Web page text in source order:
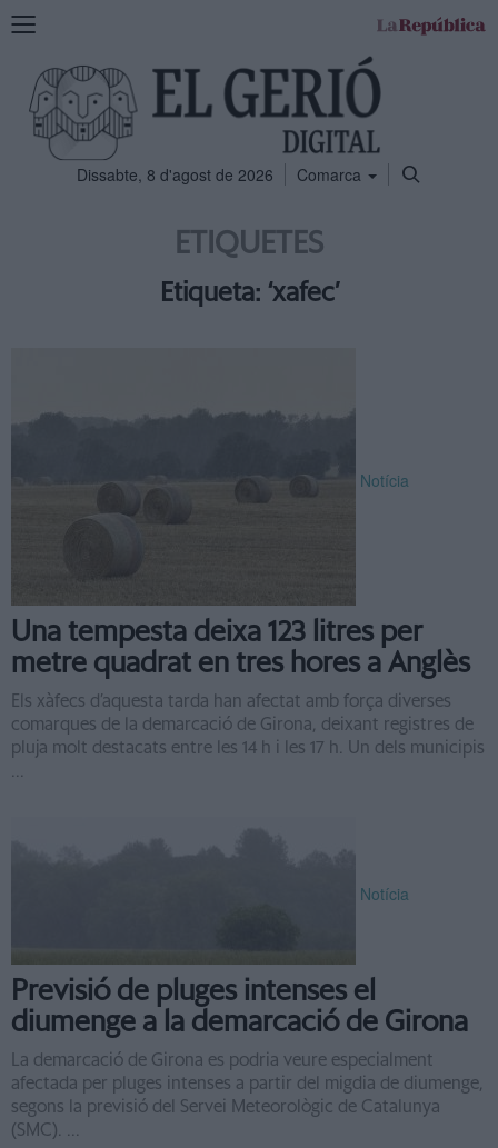
Mostra
navegació
Dissabte, 8 d'agost de 2026 Comarca
ETIQUETES
Etiqueta: ‘xafec’
Notícia
Una tempesta deixa 123 litres per
metre quadrat en tres hores a Anglès
Els xàfecs d’aquesta tarda han afectat amb força diverses
comarques de la demarcació de Girona, deixant registres de
pluja molt destacats entre les 14 h i les 17 h. Un dels municipis
Notícia
Previsió de pluges intenses el
diumenge a la demarcació de Girona
La demarcació de Girona es podria veure especialment
afectada per pluges intenses a partir del migdia de diumenge,
segons la previsió del Servei Meteorològic de Catalunya
(SMC). ...